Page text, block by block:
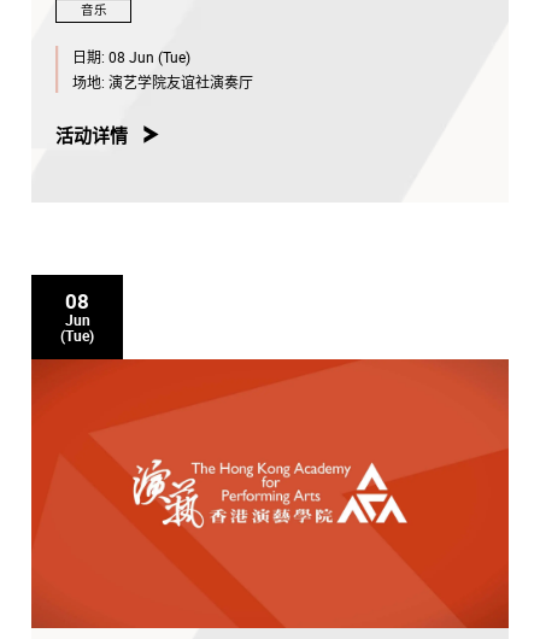
音乐
日期: 08 Jun (Tue)
场地: 演艺学院友谊社演奏厅
活动详情
08
Jun
(Tue)